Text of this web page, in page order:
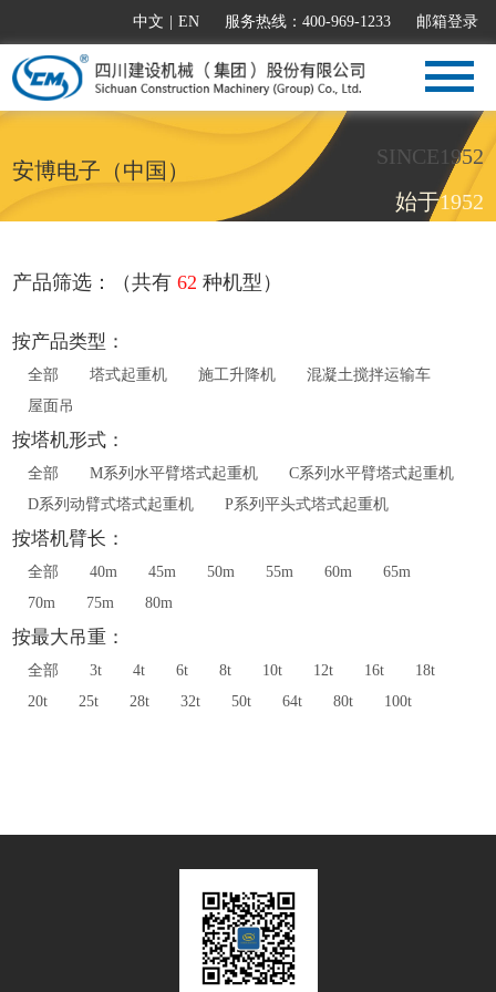
中文 EN 服务热线：400-969-1233 邮箱登录
安博电子（中国）
SINCE1952
始于1952
产品筛选：（共有62 种机型）
按产品类型：
全部 塔式起重机 施工升降机
混凝土搅拌运输车
屋面吊
按塔机形式：
全部 M系列水平臂塔式起重机
C系列水平臂塔式起重机
D系列动臂式塔式起重机
P系列平头式塔式起重机
按塔机臂长：
全部 40m 45m 50m 55m 60m
65m
70m
75m 80m
按最大吊重：
全部 3t 4t 6t 8t 10t 12t 16t
18t
20t
25t 28t 32t 50t 64t 80t 100t